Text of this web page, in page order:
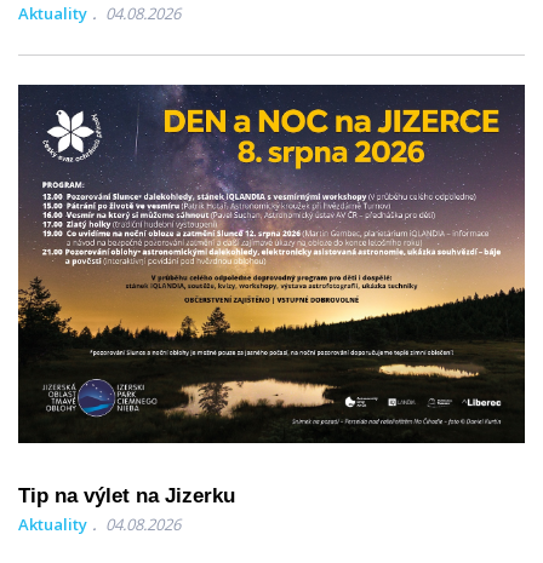
Aktuality 04.08.2026
Tip na výlet na Jizerku
Aktuality 04.08.2026